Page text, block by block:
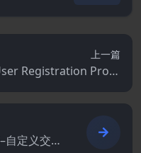
上一篇
Registration Pro &
6.1.3+ Addons
定义交互